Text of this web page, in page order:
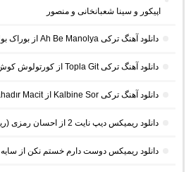
اپیکور و سینا شعبانخانی و منصور
دانلود آهنگ ترکی Ah Be Manolya از بوراک بولوت
دانلود آهنگ ترکی Topla Git از کورتولوش کوش
دانلود آهنگ ترکی Kalbine Sor از Bahadır Macit و Tunahan Sakar
دانلود ریمیکس دیپ نایت 2 از احسان رمزی (ریمیکس طولانی غمگین)
دانلود ریمیکس دوست دارم خستم نکن از سایه